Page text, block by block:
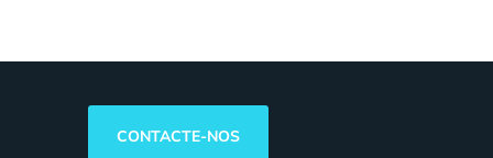
CONTACTE-NOS